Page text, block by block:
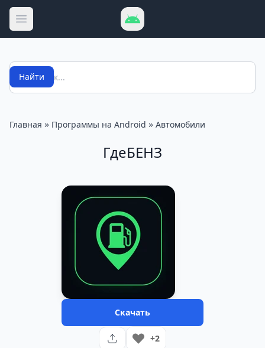
Открыть меню
Поиск
Найти
Главная » Программы на Android » Автомобили
ГдеБЕНЗ
Скачать
+2